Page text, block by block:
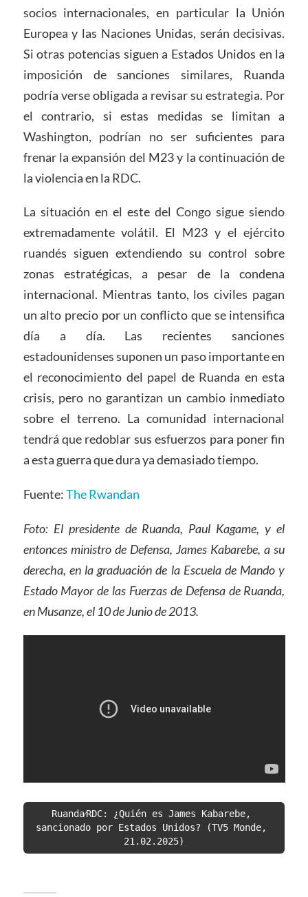
socios internacionales, en particular la Unión
Europea y las Naciones Unidas, serán decisivas.
Si otras potencias siguen a Estados Unidos en la
imposición de sanciones similares, Ruanda
podría verse obligada a revisar su estrategia. Por
el contrario, si estas medidas se limitan a
Washington, podrían no ser suficientes para
frenar la expansión del M23 y la continuación de
la violencia en la RDC.
La situación en el este del Congo sigue siendo
extremadamente volátil. El M23 y el ejército
ruandés siguen extendiendo su control sobre
zonas estratégicas, a pesar de la condena
internacional. Mientras tanto, los civiles pagan
un alto precio por un conflicto que se intensifica
día a día. Las recientes sanciones
estadounidenses suponen un paso importante en
el reconocimiento del papel de Ruanda en esta
crisis, pero no garantizan un cambio inmediato
sobre el terreno. La comunidad internacional
tendrá que redoblar sus esfuerzos para poner fin
a esta guerra que dura ya demasiado tiempo.
Fuente:The Rwandan
Foto: El presidente de Ruanda, Paul Kagame, y el
entonces ministro de Defensa, James Kabarebe, a su
derecha, en la graduación de la Escuela de Mando y
Estado Mayor de las Fuerzas de Defensa de Ruanda,
en Musanze, el 10 de Junio de 2013.
Ruanda⁄RDC: ¿Quién es James Kabarebe,
sancionado por Estados Unidos? (TV5 Monde,
21.02.2025)